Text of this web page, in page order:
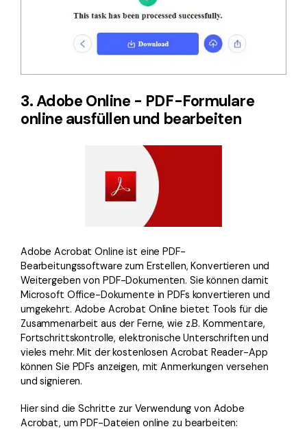
3. Adobe Online - PDF-Formulare
online ausfüllen und bearbeiten
Adobe Acrobat Online ist eine PDF-
Bearbeitungssoftware zum Erstellen, Konvertieren und
Weitergeben von PDF-Dokumenten. Sie können damit
Microsoft Office-Dokumente in PDFs konvertieren und
umgekehrt. Adobe Acrobat Online bietet Tools für die
Zusammenarbeit aus der Ferne, wie z.B. Kommentare,
Fortschrittskontrolle, elektronische Unterschriften und
vieles mehr. Mit der kostenlosen Acrobat Reader-App
können Sie PDFs anzeigen, mit Anmerkungen versehen
und signieren.
Hier sind die Schritte zur Verwendung von Adobe
Acrobat, um PDF-Dateien online zu bearbeiten: